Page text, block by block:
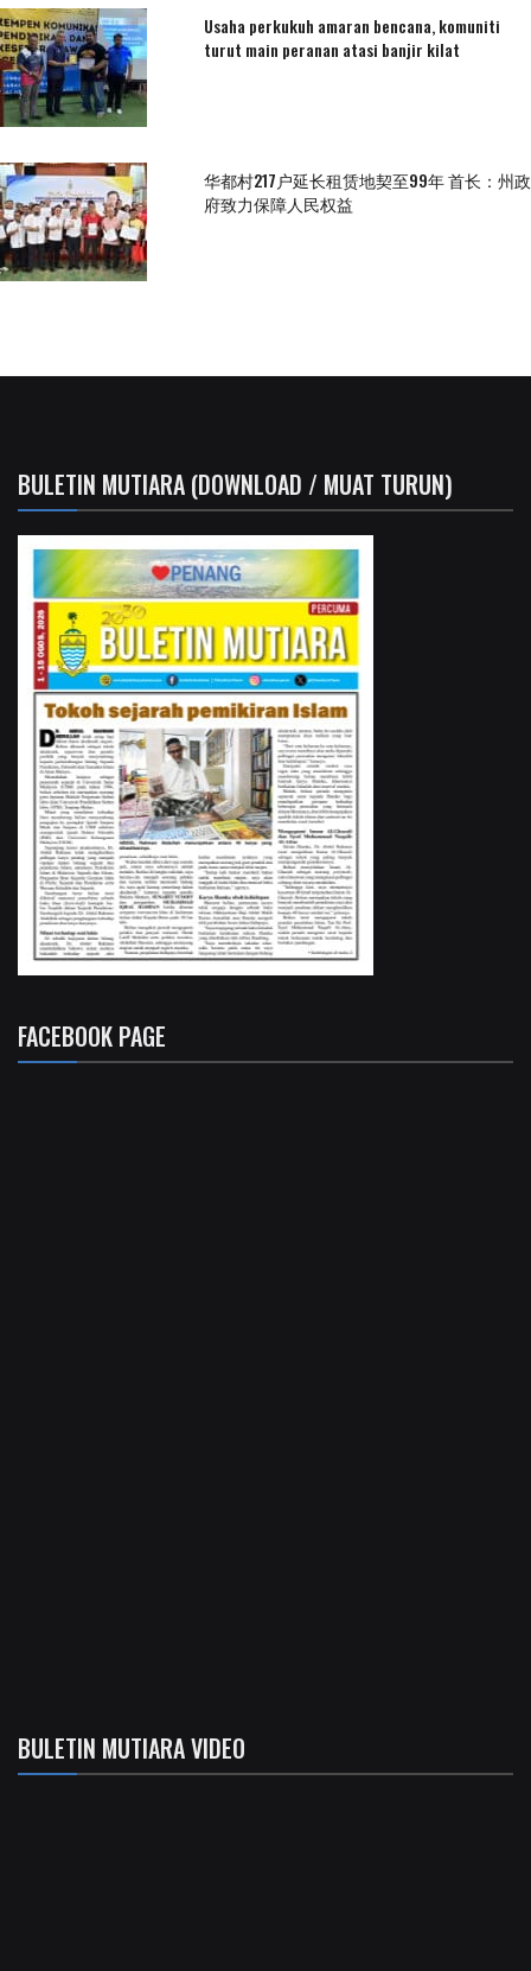
Usaha perkukuh amaran bencana, komuniti
turut main peranan atasi banjir kilat
华都村217户延长租赁地契至99年 首长：州政
府致力保障人民权益
BULETIN MUTIARA (DOWNLOAD / MUAT TURUN)
FACEBOOK PAGE
BULETIN MUTIARA VIDEO